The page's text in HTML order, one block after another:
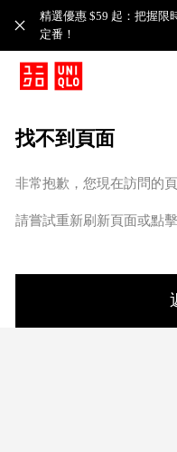
精選優惠 $59 起：把握限
定番！​
找不到頁面
非常抱歉，您現在訪問的
請嘗試重新刷新頁面或點